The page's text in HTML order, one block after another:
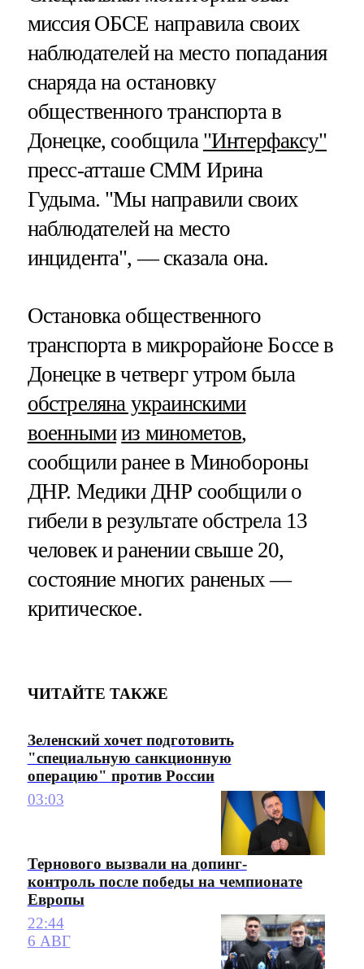
миссия ОБСЕ направила своих
наблюдателей на место попадания
снаряда на остановку
общественного транспорта в
Донецке, сообщила "Интерфаксу"
пресс-атташе СММ Ирина
Гудыма. "Мы направили своих
наблюдателей на место
инцидента", — сказала она.
Остановка общественного
транспорта в микрорайоне Боссе в
Донецке в четверг утром была
обстреляна украинскими
военными из минометов,
сообщили ранее в Минобороны
ДНР. Медики ДНР сообщили о
гибели в результате обстрела 13
человек и ранении свыше 20,
состояние многих раненых —
критическое.
ЧИТАЙТЕ ТАКЖЕ
Зеленский хочет подготовить
"специальную санкционную
операцию" против России
03:03
Тернового вызвали на допинг-
контроль после победы на чемпионате
Европы
22:44
6 АВГ